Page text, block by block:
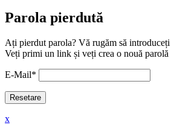
Parola pierdută
Ați pierdut parola? Vă rugăm să introduceți
Veți primi un link și veți crea o nouă
E-Mail*
x